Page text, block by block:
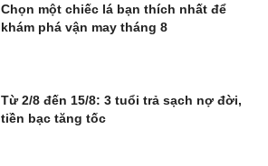
Chọn một chiếc lá bạn thích nhất để
khám phá vận may tháng 8
Từ 2/8 đến 15/8: 3 tuổi trả sạch nợ đời,
tiền bạc tăng tốc